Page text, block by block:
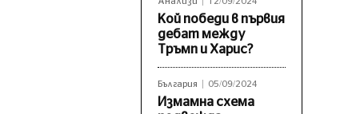
Кой победи в първия
дебат между
Тръмп и Харис?
България 05/09/2024
Измамна схема